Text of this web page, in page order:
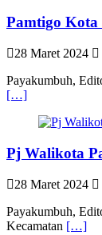
Pamtigo
28 Maret 2024
Payakumbuh,
[…]
Pj Walikota
28 Maret 2024
Payakumbuh,
Kecamatan […]